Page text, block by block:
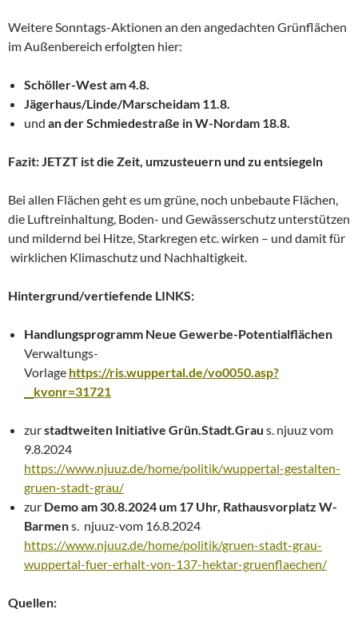
Weitere Sonntags-Aktionen an den angedachten Grünflächen
im Außenbereich erfolgten hier:
Schöller-West am 4.8.
Jägerhaus/Linde/Marscheidam 11.8.
und an der Schmiedestraße in W-Nordam 18.8.
Fazit: JETZT ist die Zeit, umzusteuern und zu entsiegeln
Bei allen Flächen geht es um grüne, noch unbebaute Flächen,
die Luftreinhaltung, Boden- und Gewässerschutz unterstützen
und mildernd bei Hitze, Starkregen etc. wirken – und damit für
wirklichen Klimaschutz und Nachhaltigkeit.
Hintergrund/vertiefende LINKS:
Handlungsprogramm Neue Gewerbe-Potentialflächen
Verwaltungs-
Vorlage https://ris.wuppertal.de/vo0050.asp?
__kvonr=31721
zurstadtweiten Initiative Grün.Stadt.Grau s. njuuz vom
9.8.2024
https://www.njuuz.de/home/politik/wuppertal-gestalten-
gruen-stadt-grau/
zur Demo am 30.8.2024 um 17 Uhr, Rathausvorplatz W-
Barmens. njuuz-vom 16.8.2024
https://www.njuuz.de/home/politik/gruen-stadt-grau-
wuppertal-fuer-erhalt-von-137-hektar-gruenflaechen/
Quellen: